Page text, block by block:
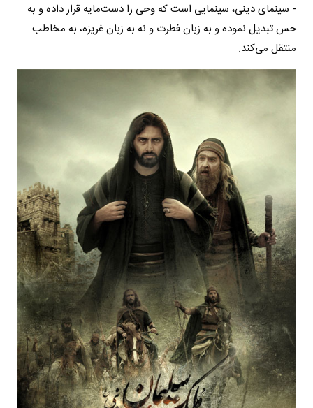
- سینمای دینی، سینمایی است که وحی را دست‌مایه قرار داده و به
حس تبدیل نموده و به زبان فطرت و نه به زبان غریزه، به مخاطب
منتقل می‌کند.